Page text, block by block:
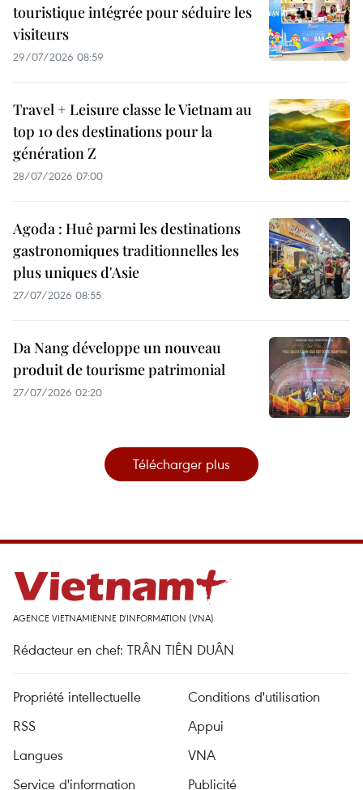
touristique intégrée pour séduire les
visiteurs
29/07/2026 08:59
Travel + Leisure classe le Vietnam au
top 10 des destinations pour la
génération Z
28/07/2026 07:00
Agoda : Huê parmi les destinations
gastronomiques traditionnelles les
plus uniques d'Asie
27/07/2026 08:55
Da Nang développe un nouveau
produit de tourisme patrimonial
27/07/2026 02:20
Télécharger plus
AGENCE VIETNAMIENNE D'INFORMATION (VNA)
Rédacteur en chef: TRÂN TIÊN DUÂN
Propriété intellectuelle
Conditions d'utilisation
RSS
Appui
Langues
VNA
Service d'information
Publicité